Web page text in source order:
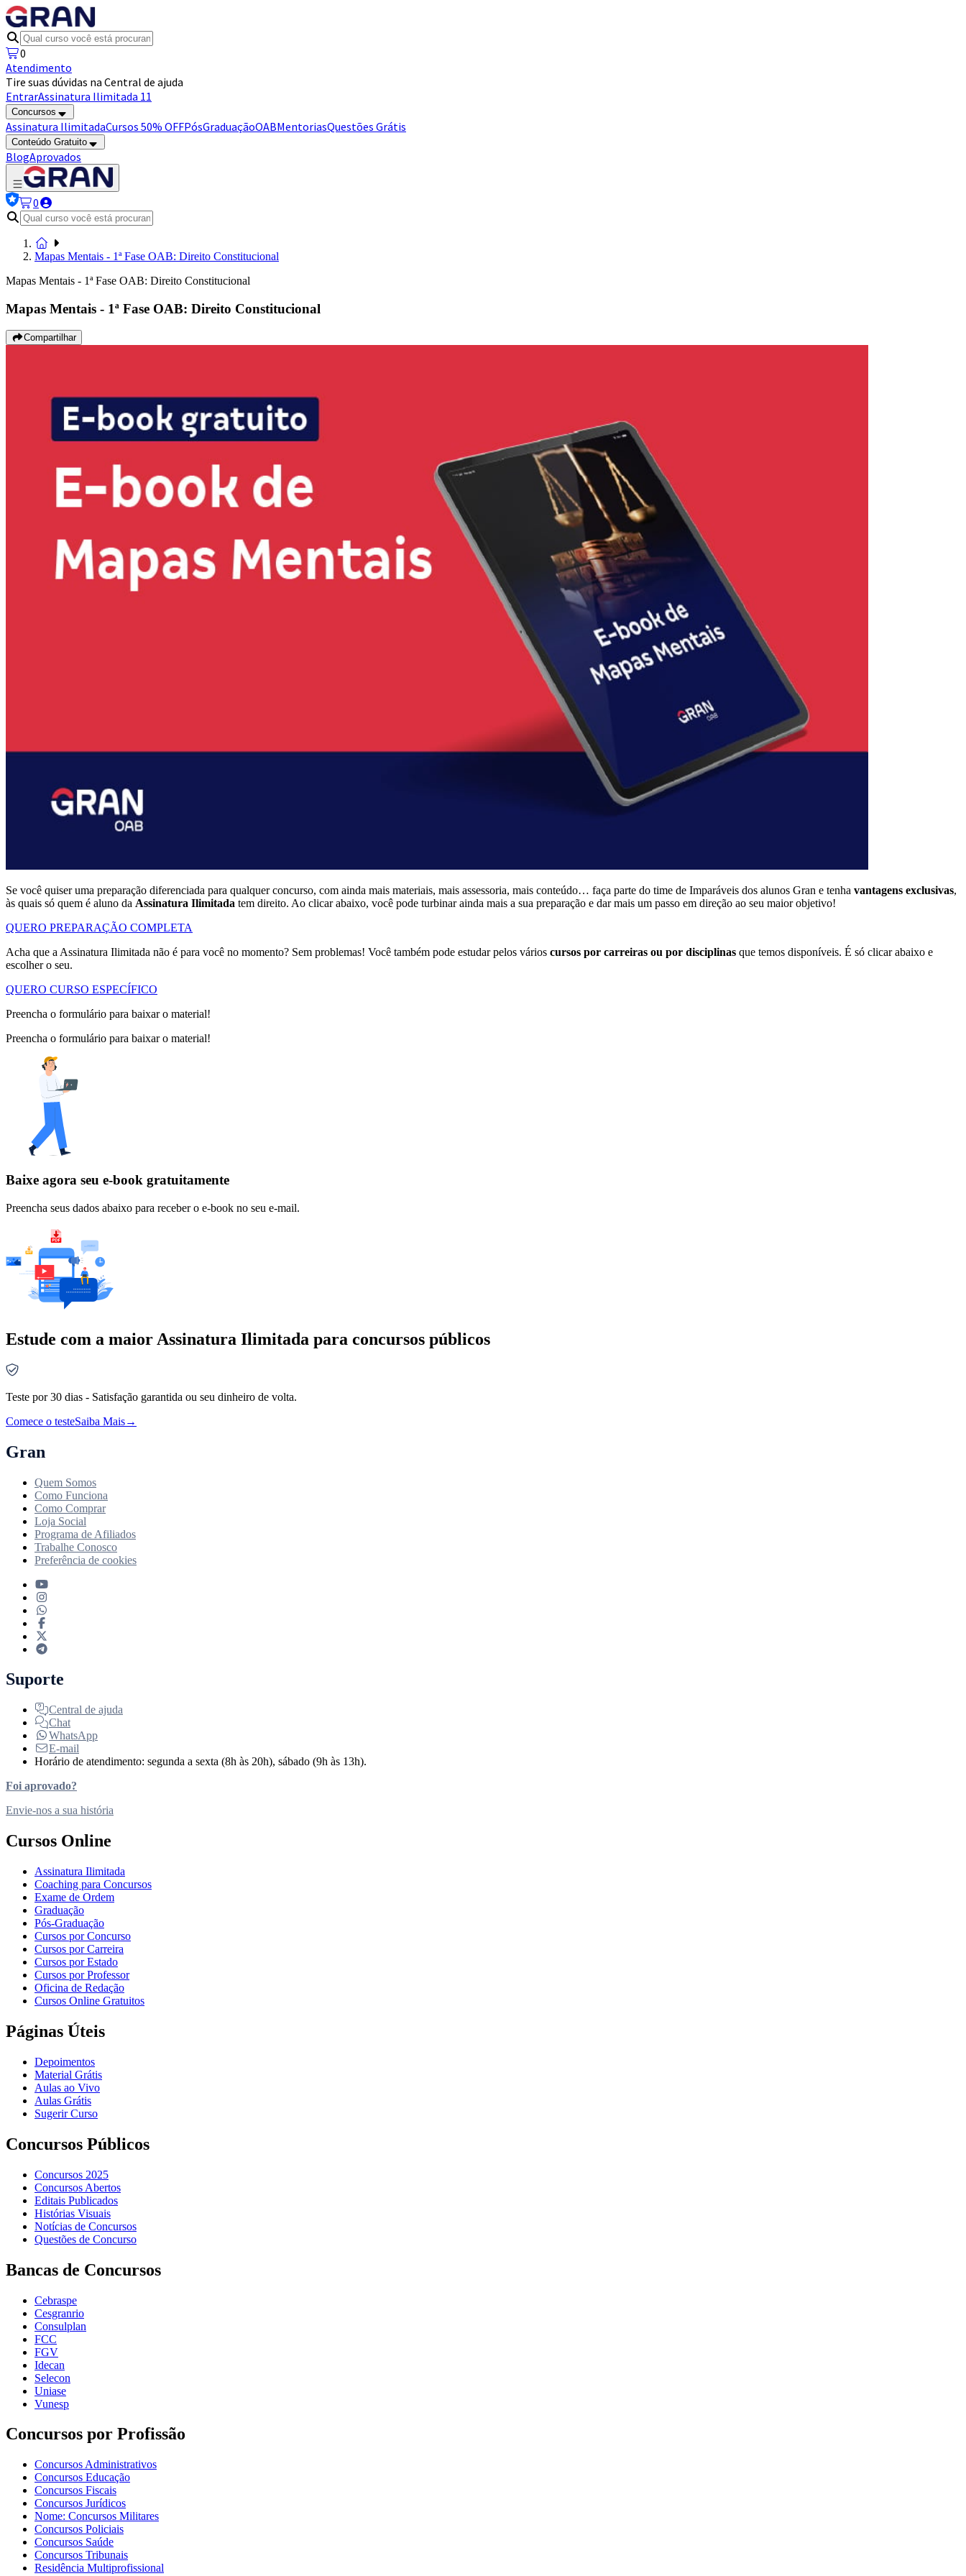
0
Atendimento
Tire suas dúvidas na Central de ajuda
EntrarAssinatura Ilimitada 11
Concursos
Assinatura IlimitadaCursos 50% OFFPósGraduaçãoOABMentoriasQuestões Grátis
Conteúdo Gratuito
BlogAprovados
0
Mapas Mentais - 1ª Fase OAB: Direito Constitucional
Mapas Mentais - 1ª Fase OAB: Direito Constitucional
Mapas Mentais - 1ª Fase OAB: Direito Constitucional
Compartilhar
Se você quiser uma preparação diferenciada para qualquer concurso, com ainda mais materiais, mais assessoria, mais conteúdo… faça parte do time de Imparáveis dos alunos Gran e tenha vantagens exclusivas,
às quais só quem é aluno da Assinatura Ilimitada tem direito. Ao clicar abaixo, você pode turbinar ainda mais a sua preparação e dar mais um passo em direção ao seu maior objetivo!
QUERO PREPARAÇÃO COMPLETA
Acha que a Assinatura Ilimitada não é para você no momento? Sem problemas! Você também pode estudar pelos vários cursos por carreiras ou por disciplinas que temos disponíveis. É só clicar abaixo e
escolher o seu.
QUERO CURSO ESPECÍFICO
Preencha o formulário para baixar o material!
Preencha o formulário para baixar o material!
Baixe agora seu e-book gratuitamente
Preencha seus dados abaixo para receber o e-book no seu e-mail.
Estude com a maior Assinatura Ilimitada para concursos públicos
Teste por 30 dias - Satisfação garantida ou seu dinheiro de volta.
Comece o testeSaiba Mais→
Gran
Quem Somos
Como Funciona
Como Comprar
Loja Social
Programa de Afiliados
Trabalhe Conosco
Preferência de cookies
Suporte
Central de ajuda
Chat
WhatsApp
E-mail
Horário de atendimento: segunda a sexta (8h às 20h), sábado (9h às 13h).
Foi aprovado?
Envie-nos a sua história
Cursos Online
Assinatura Ilimitada
Coaching para Concursos
Exame de Ordem
Graduação
Pós-Graduação
Cursos por Concurso
Cursos por Carreira
Cursos por Estado
Cursos por Professor
Oficina de Redação
Cursos Online Gratuitos
Páginas Úteis
Depoimentos
Material Grátis
Aulas ao Vivo
Aulas Grátis
Sugerir Curso
Concursos Públicos
Concursos 2025
Concursos Abertos
Editais Publicados
Histórias Visuais
Notícias de Concursos
Questões de Concurso
Bancas de Concursos
Cebraspe
Cesgranrio
Consulplan
FCC
FGV
Idecan
Selecon
Uniase
Vunesp
Concursos por Profissão
Concursos Administrativos
Concursos Educação
Concursos Fiscais
Concursos Jurídicos
Nome: Concursos Militares
Concursos Policiais
Concursos Saúde
Concursos Tribunais
Residência Multiprofissional